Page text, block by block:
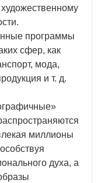
программы
сфер, как
мода,
и т. д.
миллионы
духа, а